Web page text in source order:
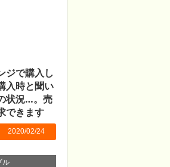
ジで購入し
入時と聞い
状況…。売
できます
2020/02/24
ル